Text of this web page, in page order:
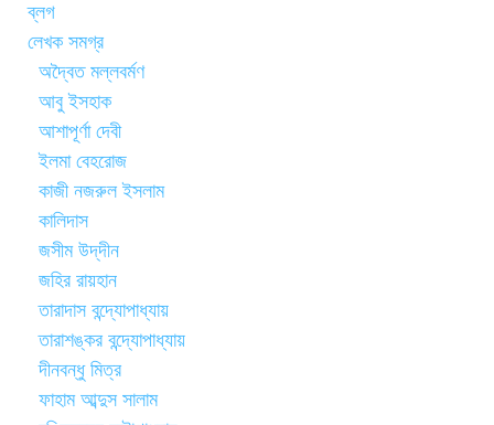
ব্লগ
লেখক সমগ্র
অদ্বৈত মল্লবর্মণ
আবু ইসহাক
আশাপূর্ণা দেবী
ইলমা বেহরোজ
কাজী নজরুল ইসলাম
কালিদাস
জসীম উদ্‌দীন
জহির রায়হান
তারাদাস বন্দ্যোপাধ্যায়
তারাশঙ্কর বন্দ্যোপাধ্যায়
দীনবন্ধু মিত্র
ফাহাম আব্দুস সালাম